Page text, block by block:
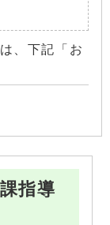
、下記「お
指導